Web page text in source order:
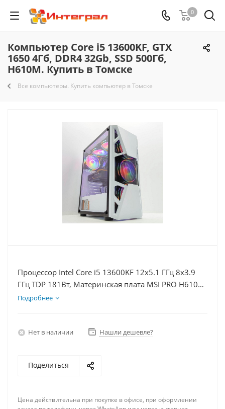
0
Компьютер Core i5 13600KF, GTX
1650 4Гб, DDR4 32Gb, SSD 500Гб,
H610M. Купить в Томске
Все компьютеры. Купить компьютер в Томске
Процессор Intel Core i5 13600KF 12x5.1 ГГц 8x3.9
ГГц TDP 181Вт, Материнская плата MSI PRO H610M-
E, Видеокарта GTX 1650 4Гб, Память DDR4 32Gb,
Подробнее
Нет в наличии Нашли дешевле?
Поделиться
Цена действительна при покупке в офисе, при оформлении